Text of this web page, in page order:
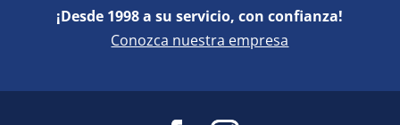
¡Desde 1998 a su servicio, con confianza!
Conozca nuestra empresa